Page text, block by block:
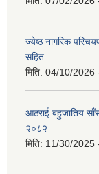
ज्येष्ठ नागरिक
सहित
मिति: 04/10/2026
आठराई बहुजातिय
२०८२
मिति: 11/30/2025